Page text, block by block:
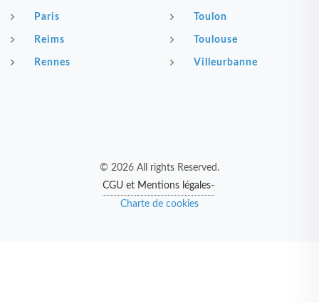
Paris
Reims
Rennes
Toulon
Toulouse
Villeurbanne
© 2026 All rights Reserved.
CGU et Mentions légales-
Charte de cookies